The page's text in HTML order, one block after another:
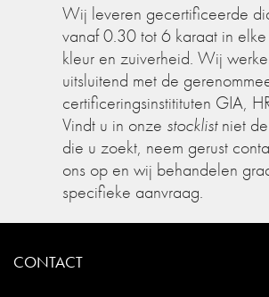
Wij leveren gecertificeerde
vanaf 0.30 tot 6 karaat in elke
kleur en zuiverheid. Wij
uitsluitend met de
certificeringsinstitituten GIA,
Vindt u in onze stocklistniet
die u zoekt, neem gerust
ons op en wij behandelen
specifieke aanvraag.
CONTACT